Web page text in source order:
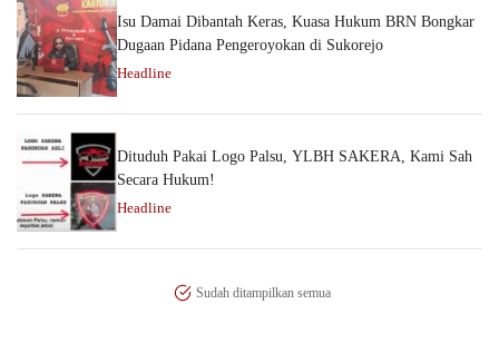
Isu Damai Dibantah Keras, Kuasa Hukum BRN Bongkar
Dugaan Pidana Pengeroyokan di Sukorejo
Headline
Dituduh Pakai Logo Palsu, YLBH SAKERA, Kami Sah
Secara Hukum!
Headline
Sudah ditampilkan semua